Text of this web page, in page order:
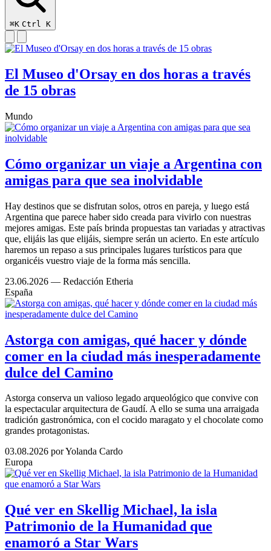
⌘K Ctrl K
El Museo d'Orsay en dos horas a través
de 15 obras
Mundo
Cómo organizar un viaje a Argentina con
amigas para que sea inolvidable
Hay destinos que se disfrutan solos, otros en pareja, y luego está
Argentina que parece haber sido creada para vivirlo con nuestras
mejores amigas. Este país brinda propuestas tan variadas y atractivas
que, elijáis las que elijáis, siempre serán un acierto. En este artículo
haremos un repaso a sus principales lugares turísticos para que
organicéis vuestro viaje de la forma más sencilla.
23.06.2026 — Redacción Etheria
España
Astorga con amigas, qué hacer y dónde
comer en la ciudad más inesperadamente
dulce del Camino
Astorga conserva un valioso legado arqueológico que convive con
la espectacular arquitectura de Gaudí. A ello se suma una arraigada
tradición gastronómica, con el cocido maragato y el chocolate como
grandes protagonistas.
03.08.2026 por Yolanda Cardo
Europa
Qué ver en Skellig Michael, la isla
Patrimonio de la Humanidad que
enamoró a Star Wars